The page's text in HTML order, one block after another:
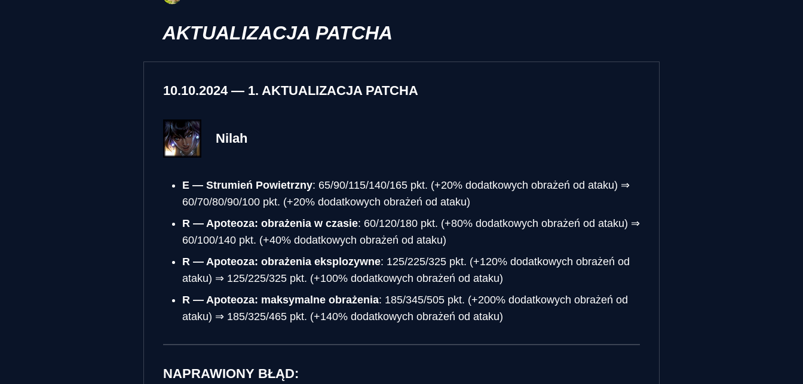
AKTUALIZACJA PATCHA
10.10.2024 — 1. AKTUALIZACJA PATCHA
Nilah
E — Strumień Powietrzny: 65/90/115/140/165 pkt. (+20% dodatkowych obrażeń od ataku) ⇒
60/70/80/90/100 pkt. (+20% dodatkowych obrażeń od ataku)
R — Apoteoza: obrażenia w czasie: 60/120/180 pkt. (+80% dodatkowych obrażeń od ataku) ⇒
60/100/140 pkt. (+40% dodatkowych obrażeń od ataku)
R — Apoteoza: obrażenia eksplozywne: 125/225/325 pkt. (+120% dodatkowych obrażeń od
ataku) ⇒ 125/225/325 pkt. (+100% dodatkowych obrażeń od ataku)
R — Apoteoza: maksymalne obrażenia: 185/345/505 pkt. (+200% dodatkowych obrażeń od
ataku) ⇒ 185/325/465 pkt. (+140% dodatkowych obrażeń od ataku)
NAPRAWIONY BŁĄD: